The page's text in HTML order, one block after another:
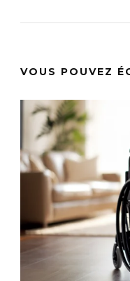
VOUS POUVEZ